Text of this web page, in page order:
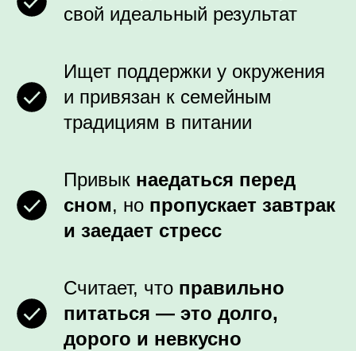
свой идеальный результат
Ищет поддержки у окружения
и привязан к семейным
традициям в питании
Привык наедаться перед
сном, но пропускает завтрак
и заедает стресс
Считает, что правильно
питаться ― это долго,
дорого и невкусно